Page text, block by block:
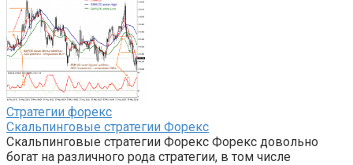
Стратегии форекс
Скальпинговые стратегии Форекс
Скальпинговые стратегии Форекс Форекс довольно
богат на различного рода стратегии, в том числе